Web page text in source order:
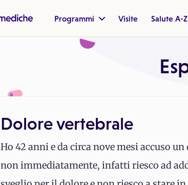
Programmi Visite Salute A-Z
Dolore vertebrale
Ho 42 anni e da circa nove mesi accuso
non immediatamente, infatti riesco ad